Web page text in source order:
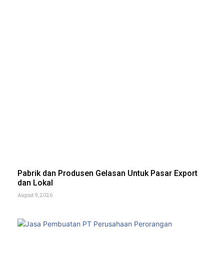
Pabrik dan Produsen Gelasan Untuk Pasar Export
dan Lokal
August 9, 2026